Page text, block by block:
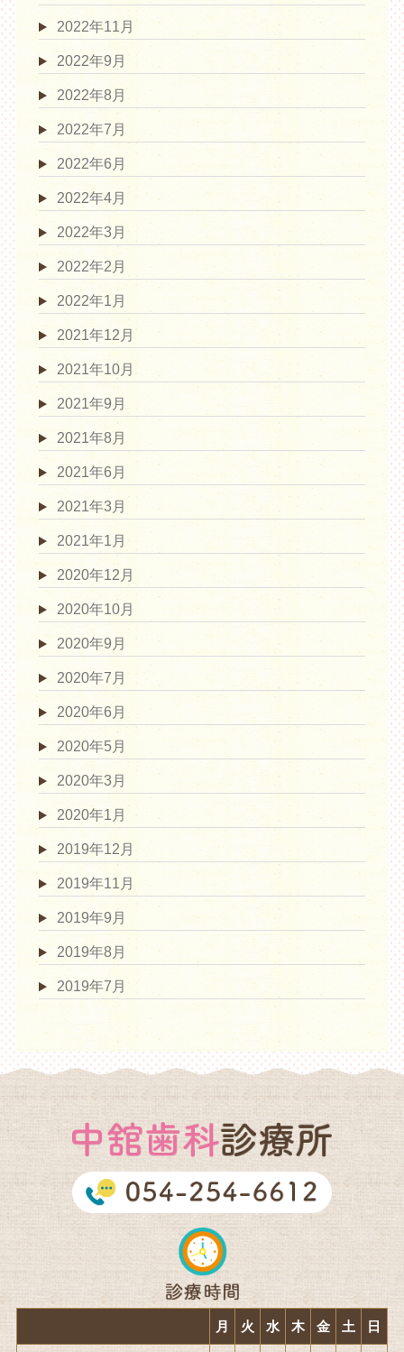
2022年11月
2022年9月
2022年8月
2022年7月
2022年6月
2022年4月
2022年3月
2022年2月
2022年1月
2021年12月
2021年10月
2021年9月
2021年8月
2021年6月
2021年3月
2021年1月
2020年12月
2020年10月
2020年9月
2020年7月
2020年6月
2020年5月
2020年3月
2020年1月
2019年12月
2019年11月
2019年9月
2019年8月
2019年7月
月 火 水 木 金 土 日